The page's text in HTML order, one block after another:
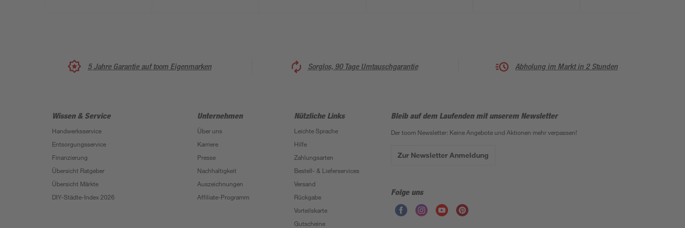
5 Jahre Garantie auf toom Eigenmarken Sorglos, 90 Tage Umtauschgarantie Abholung im Markt in 2 Stunden
Wissen & Service
Handwerksservice
Entsorgungsservice
Finanzierung
Übersicht Ratgeber
Übersicht Märkte
DIY-Städte-Index 2026
Unternehmen
Über uns
Karriere
Presse
Nachhaltigkeit
Auszeichnungen
Affiliate-Programm
Nützliche Links
Leichte Sprache
Hilfe
Zahlungsarten
Bestell- & Lieferservices
Versand
Rückgabe
Vorteilskarte
Gutscheine
Bleib auf dem Laufenden mit unserem Newsletter
Der toom Newsletter: Keine Angebote und Aktionen mehr verpassen!
Zur Newsletter Anmeldung
Folge uns